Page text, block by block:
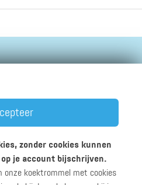
zonder cookies kunnen
je account bijschrijven.
onze koektrommel met cookies